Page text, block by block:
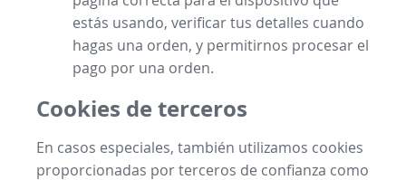
estás usando, verificar tus detalles cuando
hagas una orden, y permitirnos procesar el
pago por una orden.
Cookies de terceros
En casos especiales, también utilizamos cookies
proporcionadas por terceros de confianza como